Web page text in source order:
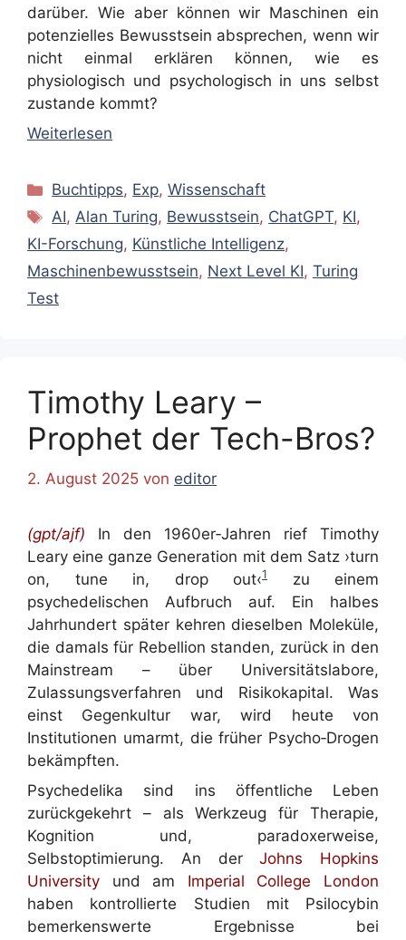
darüber. Wie aber können wir Maschinen ein
potenzielles Bewusstsein absprechen, wenn wir
nicht einmal erklären können, wie es
physiologisch und psychologisch in uns selbst
zustande kommt?
Weiterlesen
Kategorien
Buchtipps, Exp,Wissenschaft
Schlagwörter
AI,Alan Turing, Bewusstsein, ChatGPT, KI,
KI-Forschung, Künstliche Intelligenz,
Maschinenbewusstsein, Next Level KI, Turing
Test
Timothy Leary –
Prophet der Tech-Bros?
2. August 2025 von editor
(gpt/ajf) In den 1960er‑Jahren rief Timothy
Leary eine ganze Generation mit dem Satz ›turn
on, tune in, drop out‹1
zu einem
psychedelischen Aufbruch auf. Ein halbes
Jahrhundert später kehren dieselben Moleküle,
die damals für Rebellion standen, zurück in den
Mainstream – über Universitätslabore,
Zulassungsverfahren und Risikokapital. Was
einst Gegenkultur war, wird heute von
Institutionen umarmt, die früher Psycho‑Drogen
bekämpften.
Psychedelika sind ins öffentliche Leben
zurückgekehrt – als Werkzeug für Therapie,
Kognition und, paradoxerweise,
Selbstoptimierung. An derJohns Hopkins
University und am Imperial College London
haben kontrollierte Studien mit Psilocybin
bemerkenswerte Ergebnisse bei